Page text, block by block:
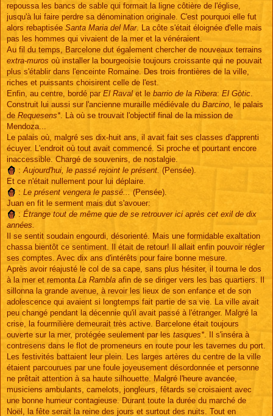
repoussa les bancs de sable qui formait la ligne côtière de l'église,
jusqu'à lui faire perdre sa dénomination originale. C'est pourquoi elle fut
alors rebaptisée Santa Maria del Mar. La côte s'était éloignée d'elle mais
pas les hommes qui vivaient de la mer et la vénéraient.
Au fil du temps, Barcelone dut également chercher de nouveaux terrains
extra-muros où installer la bourgeoisie toujours croissante qui ne pouvait
plus s'établir dans l'enceinte Romaine. Des trois frontières de la ville,
riches et puissants choisirent celle de l'est.
Enfin, au centre, bordé par El Ravalet le barrio de la Ribera: El Gòtic
Construit lui aussi sur l'ancienne muraille médiévale du Barcino , le palais
de Requesens*. Là où se trouvait l'objectif final de la mission de
Mendoza...
Le palais où, malgré ses dix-huit ans, il avait fait ses classes d'apprenti
écuyer. L'endroit où tout avait commencé. Si proche et pourtant encore
inaccessible. Chargé de souvenirs, de nostalgie.
: Aujourd'hui, le passé rejoint le présent. (Pensée).
Et ce n'était nullement pour lui déplaire.
: Le présent vengera le passé...
(Pensée).
Juan en fit le serment mais dut s'avouer:
: Étrange tout de même que de se retrouver ici après cet exil de dix
années.
Il se sentit soudain engourdi, désorienté. Mais une formidable exaltation
chassa bientôt ce sentiment. Il était de retour! Il allait enfin pouvoir régler
ses comptes. Avec dix ans d'intérêts pour faire bonne mesure.
Après avoir réajusté le col de sa cape, sans plus hésiter, il tourna le dos
à la mer et remonta La Rambla afin de se diriger vers les bas quartiers. Il
sillonna la grande avenue, à revoir les lieux de son enfance et de son
adolescence qui avaient si longtemps fait partie de sa vie. La ville avait
peu changé pendant la décennie qu'il avait passé à l'étranger. Malgré la
crise, la fourmilière demeurait très active. Barcelone était toujours
ouverte sur la mer, protégée seulement par les tasques*. Il s'inséra à
contresens dans le flot de promeneurs en route pour les tavernes du port.
Les festivités battaient leur plein. Les larges artères du centre de la ville
étaient parcourues par une foule joyeusement désordonnée et personne
ne prêtait attention à sa haute silhouette. Malgré l'heure avancée,
musiciens ambulants, camelots, jongleurs, fêtards se croisaient avec
une bonne humeur contagieuse. Durant toute la durée du marché de
Noël, la fête serait la reine des jours et surtout des nuits. Tout en